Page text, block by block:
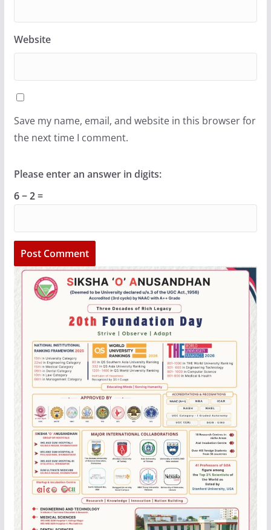
Website
Save my name, email, and website in this browser for
the next time I comment.
Please enter an answer in digits:
6 − 2 =